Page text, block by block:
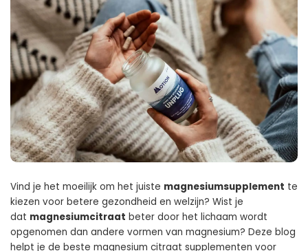
Vind je het moeilijk om het juiste magnesiumsupplement te
kiezen voor betere gezondheid en welzijn? Wist je
dat magnesiumcitraat beter door het lichaam wordt
opgenomen dan andere vormen van magnesium? Deze blog
helpt je de beste magnesium citraat supplementen voor